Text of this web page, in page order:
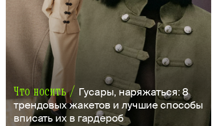
Что носить / Гусары, наряжаться: 8
трендовых жакетов и лучшие способы
вписать их в гардероб